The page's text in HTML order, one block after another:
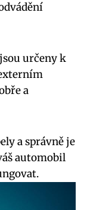
určeny k
a
a správně je
automobil